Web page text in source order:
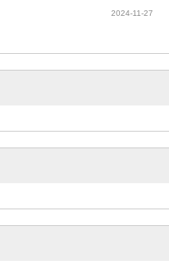
光画笔马克笔学生跨
2024-11-27